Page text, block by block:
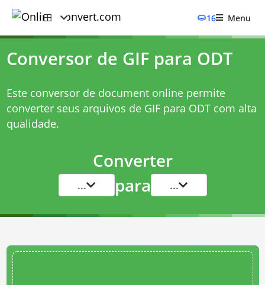
16 Menu
Conversor de GIF para ODT
Este conversor de document online permite
converter seus arquivos de GIF para ODT com alta
qualidade.
Converter
... para ...